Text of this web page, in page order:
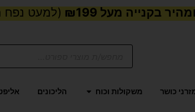
בקנייה מעל ₪199 (למעט נפח חריג)
Products
כושר משקולות וכוח פתח משקולות וכוח
הליכונים